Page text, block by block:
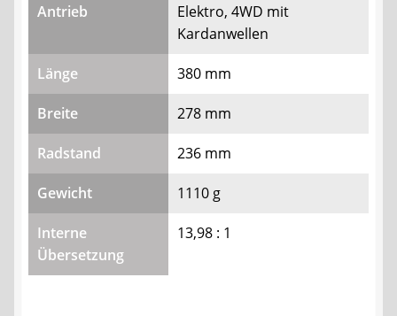
Antrieb
Elektro, 4WD mit
Kardanwellen
Länge 380 mm
Breite 278 mm
Radstand 236 mm
Gewicht 1110 g
Interne
Übersetzung
13,98 : 1